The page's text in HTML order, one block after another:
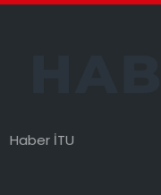
Haber İTU